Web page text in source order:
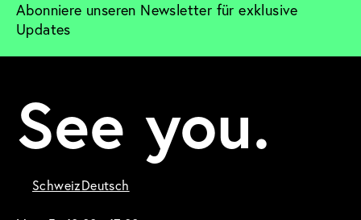
Abonniere unseren Newsletter für exklusive
Updates
See you.
SchweizDeutsch